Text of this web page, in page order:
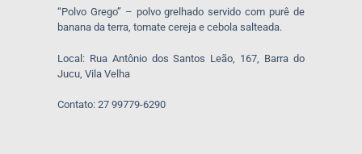
“Polvo Grego” – polvo grelhado servido com purê de
banana da terra, tomate cereja e cebola salteada.
Local: Rua Antônio dos Santos Leão, 167, Barra do
Jucu, Vila Velha
Contato: 27 99779-6290